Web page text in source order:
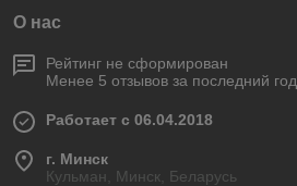
О нас
Рейтинг не сформирован
Менее 5 отзывов за последний год
Работает с 06.04.2018
г. Минск
Кульман, Минск, Беларусь